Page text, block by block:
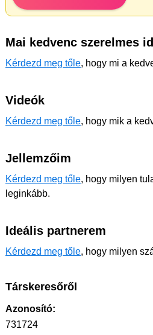
Mai kedvenc szerelmes
Kérdezd meg tőle, hogy mi a
Videók
Kérdezd meg tőle, hogy mik a
Jellemzőim
Kérdezd meg tőle, hogy milyen
leginkább.
Ideális partnerem
Kérdezd meg tőle, hogy milyen
Társkeresőről
Azonosító:
731724